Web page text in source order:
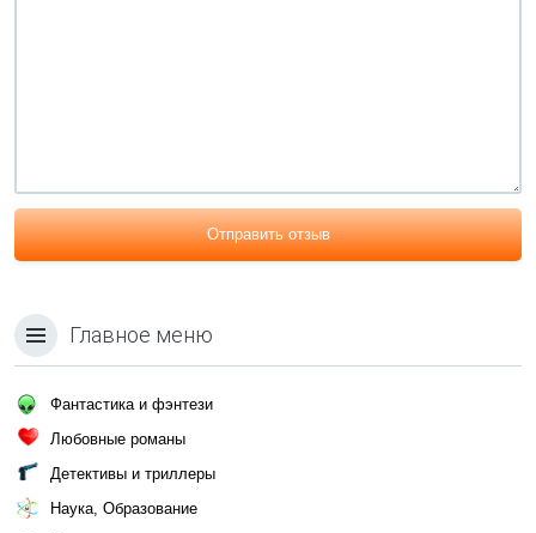
Отправить отзыв
Главное меню
Фантастика и фэнтези
Любовные романы
Детективы и триллеры
Наука, Образование